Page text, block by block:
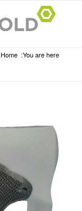
You are here:
Home